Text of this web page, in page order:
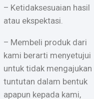
– Ketidaksesuaian hasil
atau ekspektasi.
– Membeli produk dari
kami berarti menyetujui
untuk tidak mengajukan
tuntutan dalam bentuk
apapun kepada kami,